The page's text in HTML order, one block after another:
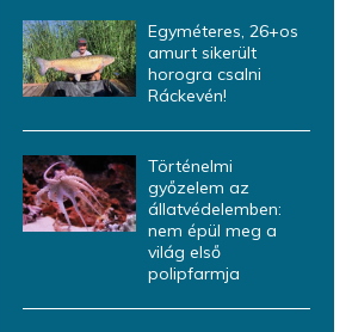
Egyméteres, 26+os
amurt sikerült
horogra csalni
Ráckevén!
Történelmi
győzelem az
állatvédelemben:
nem épül meg a
világ első
polipfarmja